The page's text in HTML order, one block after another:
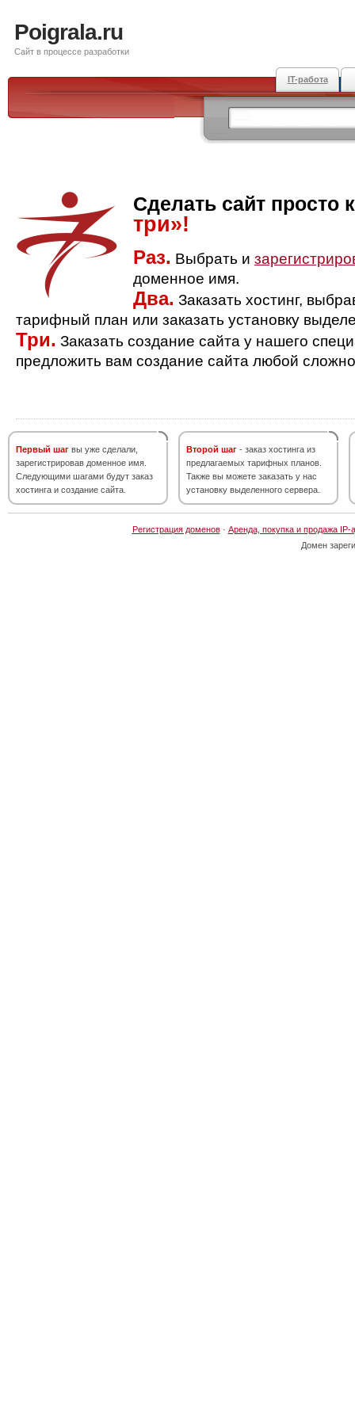
Poigrala.ru
Сайт в процессе разработки
IT-работа
Сделать сайт просто
три»!
Раз. Выбрать и
доменное имя.
Два. Заказать хостинг,
тарифный план или заказать установку
Три. Заказать создание сайта у нашего
предложить вам создание сайта любой
Первый шаг вы уже сделали,
зарегистрировав доменное имя.
Следующими шагами будут заказ
хостинга и создание сайта.
Второй шаг - заказ хостинга из
предлагаемых тарифных планов.
Также вы можете заказать у нас
установку выделенного сервера.
Регистрация доменов· Аренда, покупка и продажа IP-
Домен